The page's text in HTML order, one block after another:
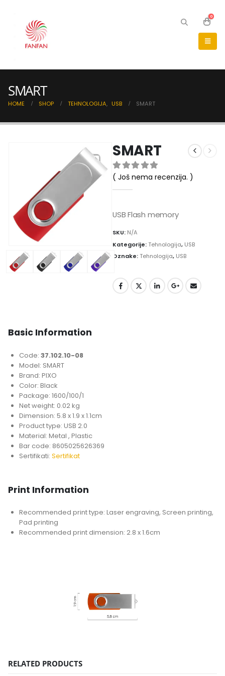
0
SMART
HOME SHOP TEHNOLOGIJA, USB SMART
SMART
0 out of 5
( Još nema recenzija. )
USB Flash memory
SKU: N/A
Kategorije:Tehnologija, USB
Oznake:Tehnologija, USB
Basic Information
Code:37.102.10-08
Model: SMART
Brand: PIXO
Color: Black
Package: 1600/100/1
Net weight: 0.02 kg
Dimension: 5.8 x 1.9 x 1.1cm
Product type: USB 2.0
Material: Metal , Plastic
Bar code: 8605025626369
Sertifikati:Sertifikat
Print Information
Recommended print type: Laser engraving, Screen printing,
Pad printing
Recommended print dimension: 2.8 x 1.6cm
RELATED PRODUCTS